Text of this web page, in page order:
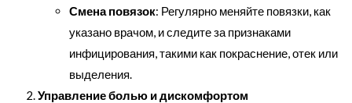
Смена повязок: Регулярно меняйте повязки, как
указано врачом, и следите за признаками
инфицирования, такими как покраснение, отек или
выделения.
Управление болью и дискомфортом